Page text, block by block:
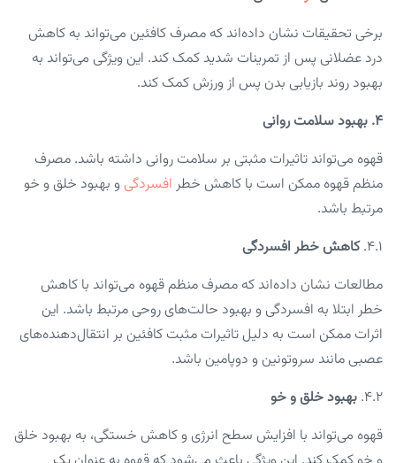
برخی تحقیقات نشان داده‌اند که مصرف کافئین می‌تواند به کاهش
درد عضلانی پس از تمرینات شدید کمک کند. این ویژگی می‌تواند به
بهبود روند بازیابی بدن پس از ورزش کمک کند.
۴. بهبود سلامت روانی
قهوه می‌تواند تاثیرات مثبتی بر سلامت روانی داشته باشد. مصرف
منظم قهوه ممکن است با کاهش خطر افسردگی و بهبود خلق و خو
مرتبط باشد.
4.1. کاهش خطر افسردگی
مطالعات نشان داده‌اند که مصرف منظم قهوه می‌تواند با کاهش
خطر ابتلا به افسردگی و بهبود حالت‌های روحی مرتبط باشد. این
اثرات ممکن است به دلیل تاثیرات مثبت کافئین بر انتقال‌دهنده‌های
عصبی مانند سروتونین و دوپامین باشد.
4.2. بهبود خلق و خو
قهوه می‌تواند با افزایش سطح انرژی و کاهش خستگی، به بهبود خلق